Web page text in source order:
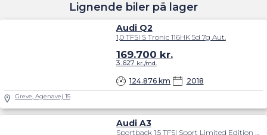
Lignende biler på lager
Audi Q2
1,0 TFSI S Tronic 116HK 5d 7g Aut.
124.876 km 2018
169.700 kr.
3.627 kr./md.
Greve, Agenavej 15
Audi A3
Sportback 1,5 TFSI Sport Limited Edition S Tronic 150HK 5d 7g Aut.